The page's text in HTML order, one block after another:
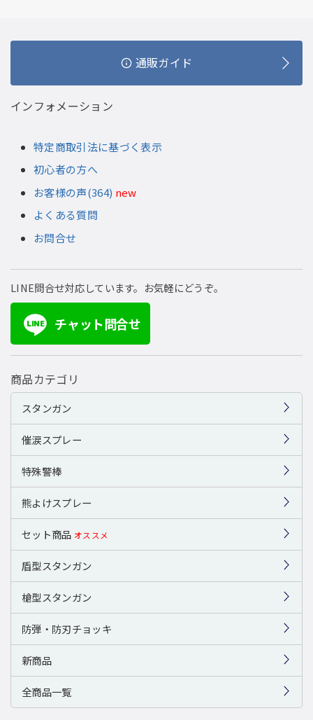
通販ガイド
インフォメーション
特定商取引法に基づく表示
初心者の方へ
お客様の声(364) new
よくある質問
お問合せ
LINE問合せ対応しています。お気軽にどうぞ。
LINE チャット問合せ
商品カテゴリ
スタンガン
催涙スプレー
特殊警棒
熊よけスプレー
セット商品 オススメ
盾型スタンガン
槍型スタンガン
防弾・防刃チョッキ
新商品
全商品一覧